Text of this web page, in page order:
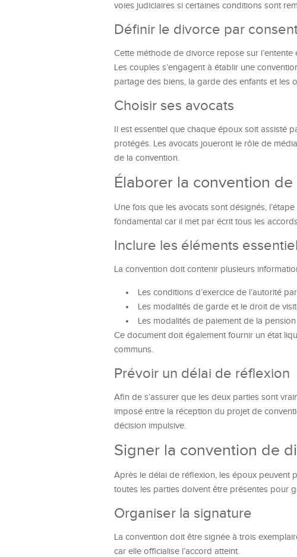
voies judiciaires si certaines conditions sont
Définir le divorce par
Cette méthode de divorce repose sur
Les couples s’engagent à établir une
partage des biens, la garde des enfants et les
Choisir ses avocats
Il est essentiel que chaque époux soit assisté
protégés. Les avocats joueront le rôle de
de la convention.
Élaborer la convention
Une fois que les avocats sont désignés,
fondamental car il met par écrit tous les
Inclure les éléments
La convention doit contenir plusieurs
Les conditions d’exercice de l’autorité
Les modalités de garde et le droit de
Les modalités de paiement de la
Ce document doit également fournir un état
communs.
Prévoir un délai de réflexion
Afin de s’assurer que les deux parties sont
imposé entre la réception du projet de
décision impulsive.
Signer la convention de
Après le délai de réflexion, les époux peuvent
toutes les parties doivent être présentes pour
Organiser la signature
La convention doit être signée à trois
car elle officialise l’accord atteint.